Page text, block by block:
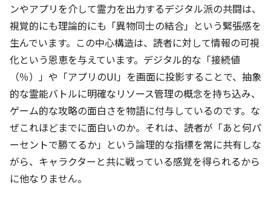
ンやアプリを介して霊力を出力するデジタル派の共闘は、
視覚的にも理論的にも「異物同士の結合」という緊張感を
生んでいます。この中心構造は、読者に対して情報の可視
化という恩恵を与えています。デジタル的な「接続値
（％）」や「アプリのUI」を画面に投影することで、抽象
的な霊能バトルに明確なリソース管理の概念を持ち込み、
ゲーム的な攻略の面白さを物語に付与しているのです。な
ぜこれほどまでに面白いのか。それは、読者が「あと何パ
ーセントで勝てるか」という論理的な指標を常に共有しな
がら、キャラクターと共に戦っている感覚を得られるから
に他なりません。